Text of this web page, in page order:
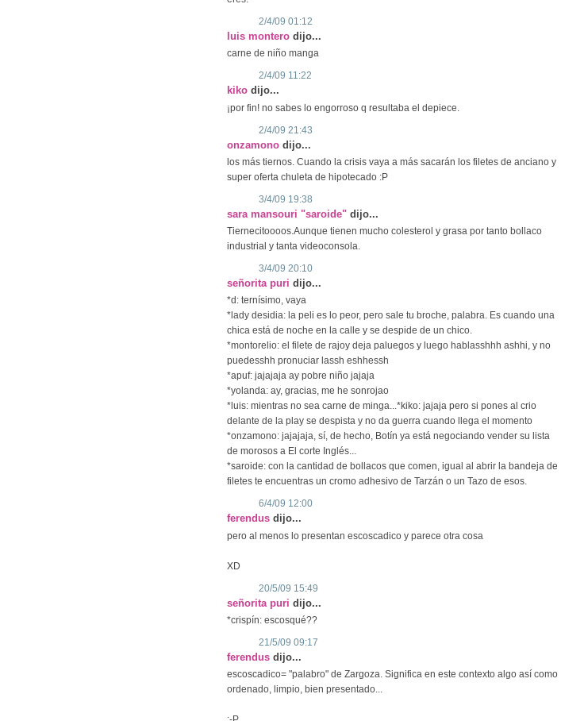
2/4/09 01:12
luis montero dijo...
carne de niño manga
2/4/09 11:22
kiko dijo...
¡por fin! no sabes lo engorroso q resultaba el depiece.
2/4/09 21:43
onzamono dijo...
los más tiernos. Cuando la crisis vaya a más sacarán los filetes de anciano y
super oferta chuleta de hipotecado :P
3/4/09 19:38
sara mansouri "saroide" dijo...
Tiernecitoooos.Aunque tienen mucho colesterol y grasa por tanto bollaco
industrial y tanta videoconsola.
3/4/09 20:10
señorita puri dijo...
*d: ternísimo, vaya
*lady desidia: la peli es lo peor, pero sale tu broche, palabra. Es cuando una
chica está de noche en la calle y se despide de un chico.
*montorelio: el filete de rajoy deja paluegos y luego hablasshhh ashhi, y no
puedesshh pronuciar lassh eshhessh
*apuf: jajajaja ay pobre niño jajaja
*yolanda: ay, gracias, me he sonrojao
*luis: mientras no sea carne de minga...*kiko: jajaja pero si pones al crio
delante de la play se despista y no da guerra cuando llega el momento
*onzamono: jajajaja, sí, de hecho, Botín ya está negociando vender su lista
de morosos a El corte Inglés...
*saroide: con la cantidad de bollacos que comen, igual al abrir la bandeja de
filetes te encuentras un cromo adhesivo de Tarzán o un Tazo de esos.
6/4/09 12:00
ferendus dijo...
pero al menos lo presentan escoscadico y parece otra cosa
XD
20/5/09 15:49
señorita puri dijo...
*crispín: escosqué??
21/5/09 09:17
ferendus dijo...
escoscadico= "palabro" de Zargoza. Significa en este contexto algo así como
ordenado, limpio, bien presentado...